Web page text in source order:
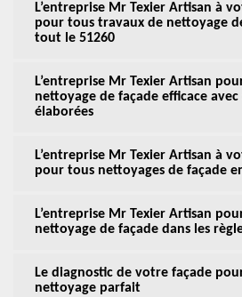
L’entreprise Mr Texier Artisan à
pour tous travaux de nettoyage
tout le 51260
L’entreprise Mr Texier Artisan
nettoyage de façade efficace
élaborées
L’entreprise Mr Texier Artisan à
pour tous nettoyages de façade
L’entreprise Mr Texier Artisan
nettoyage de façade dans les
Le diagnostic de votre façade
nettoyage parfait